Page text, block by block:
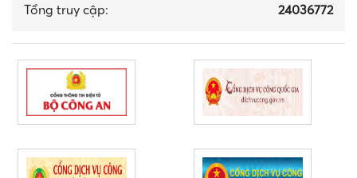
Tổng truy cập:
24036772